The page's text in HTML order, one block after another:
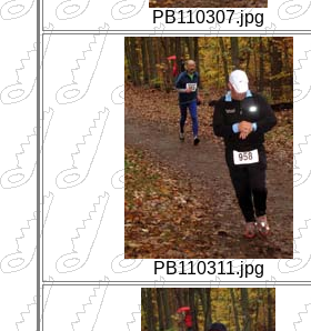
PB110307.jpg
PB110311.jpg